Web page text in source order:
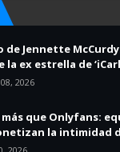
de Jennette
la ex estrella de
2026
que Onlyfans:
la intimidad
2026